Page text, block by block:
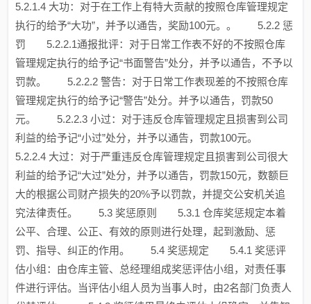
5.2.1.4 大功：对于在工作上有特大贡献的按照仓库管理规定
执行的给予“大功”，并予以通告，奖励100元。。 5.2.2 惩
罚 5.2.2.1通报批评：对于日常工作表不好的不按照仓库
管理规定执行的给予记“书面警告”处分，并予以通告，不予以
罚款。 5.2.2.2 警告：对于日常工作表现差的不按照仓库
管理规定执行的给予记“警告”处分。并予以通告，罚款50
元。 5.2.2.3 小过：对于违反仓库管理规定且损害到公司
利益的给予记“小过”处分，并予以通告，罚款100元。
5.2.2.4 大过：对于严重违反仓库管理规定且损害到公司很大
利益的给予记“大过”处分，并予以通告，罚款150元，数额巨
大的根据公司财产损失的20%予以罚款，并提交公安机关追
究法律责任。 5.3 奖惩原则 5.3.1 仓库奖惩规定本着
公平、合理、公正、有效的原则进行处理，起到激励、惩
罚、指导、纠正的作用。 5.4 奖惩规定 5.4.1 奖惩评
估小组：由仓库主管、总经理组成奖惩评估小组，对责任事
件进行评估。当评估小组人员为当事人时，由2名部门负责人